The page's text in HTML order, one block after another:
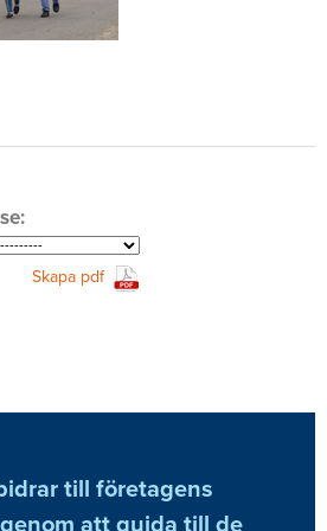
Skapa pdf
till företagens
att guida till de